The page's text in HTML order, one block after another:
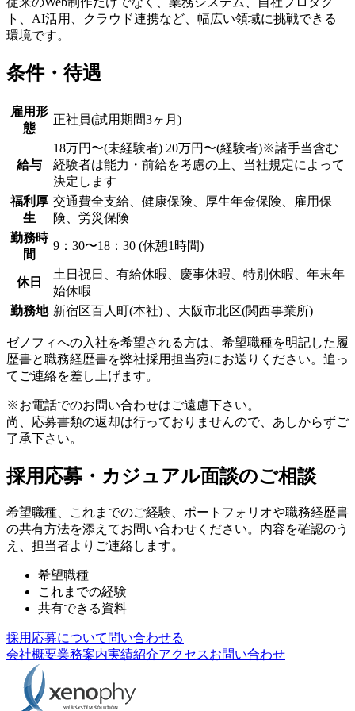
ト、AI活用、クラウド連携など、幅広い領域に挑戦できる
環境です。
条件・待遇
雇用形
態
正社員(試用期間3ヶ月)
給与
18万円〜(未経験者) 20万円〜(経験者)※諸手当含む
経験者は能力・前給を考慮の上、当社規定によって
決定します
福利厚
生
交通費全支給、健康保険、厚生年金保険、雇用保
険、労災保険
勤務時
間
9：30〜18：30 (休憩1時間)
休日
土日祝日、有給休暇、慶事休暇、特別休暇、年末年
始休暇
勤務地 新宿区百人町(本社) 、大阪市北区(関西事業所)
ゼノフィへの入社を希望される方は、希望職種を明記した履
歴書と職務経歴書を弊社採用担当宛にお送りください。追っ
てご連絡を差し上げます。
※お電話でのお問い合わせはご遠慮下さい。
尚、応募書類の返却は行っておりませんので、あしからずご
了承下さい。
採用応募・カジュアル面談のご相談
希望職種、これまでのご経験、ポートフォリオや職務経歴書
の共有方法を添えてお問い合わせください。内容を確認のう
え、担当者よりご連絡します。
希望職種
これまでの経験
共有できる資料
採用応募について問い合わせる
会社概要業務案内実績紹介アクセスお問い合わせ